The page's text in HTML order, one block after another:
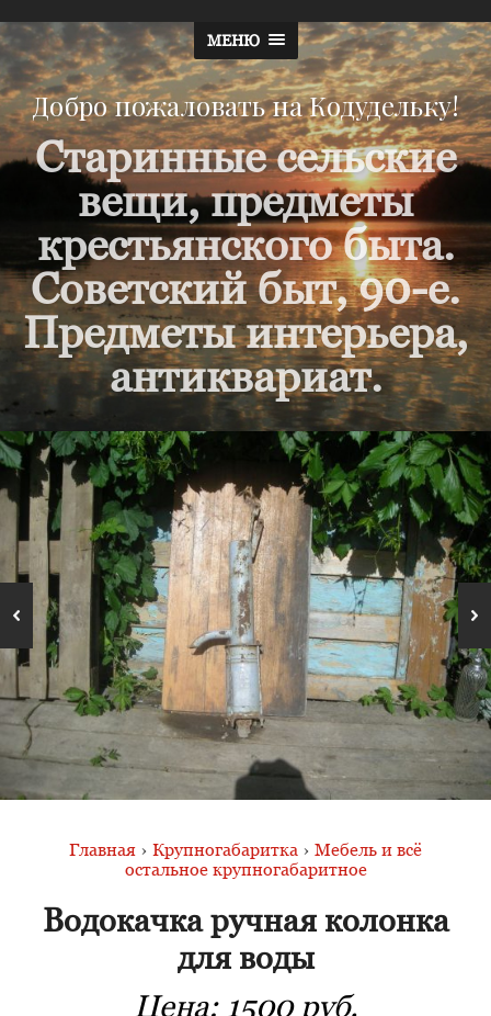
МЕНЮ
Добро пожаловать на Кодудельку!
Старинные сельские
вещи, предметы
крестьянского быта.
Советский быт, 90-е.
Предметы интерьера,
антиквариат.
Главная › Крупногабаритка › Мебель и всё
остальное крупногабаритное
Водокачка ручная колонка
для воды
Цена: 1500 руб.